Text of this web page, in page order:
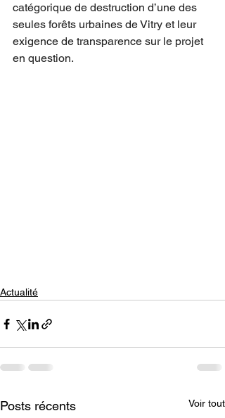
catégorique de destruction d’une des
seules forêts urbaines de Vitry et leur
exigence de transparence sur le projet
en question.
Actualité
Posts récents Voir tout